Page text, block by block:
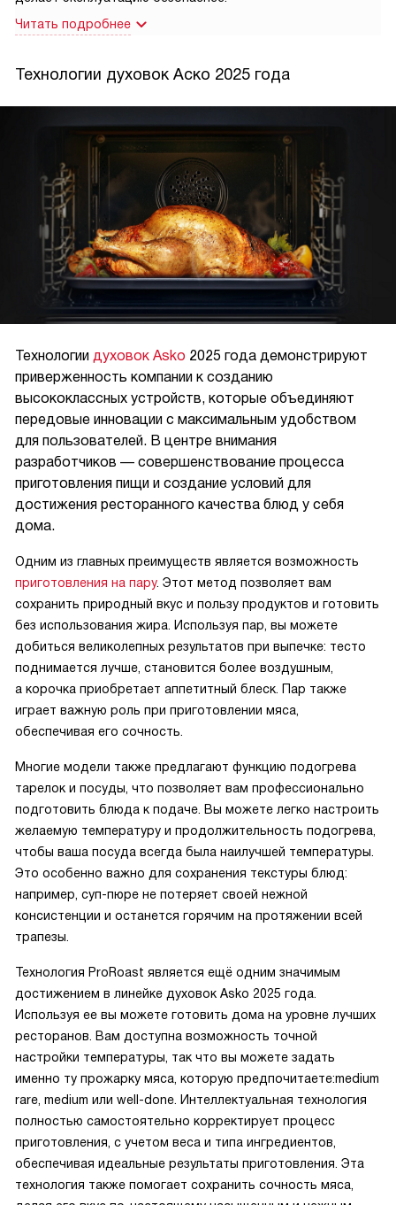
Читать подробнее
Технологии духовок Аско 2025 года
Технологии духовок Asko 2025 года демонстрируют
приверженность компании к созданию
высококлассных устройств, которые объединяют
передовые инновации с максимальным удобством
для пользователей. В центре внимания
разработчиков — совершенствование процесса
приготовления пищи и создание условий для
достижения ресторанного качества блюд у себя
дома.
Одним из главных преимуществ является возможность
приготовления на пару. Этот метод позволяет вам
сохранить природный вкус и пользу продуктов и готовить
без использования жира. Используя пар, вы можете
добиться великолепных результатов при выпечке: тесто
поднимается лучше, становится более воздушным,
а корочка приобретает аппетитный блеск. Пар также
играет важную роль при приготовлении мяса,
обеспечивая его сочность.
Многие модели также предлагают функцию подогрева
тарелок и посуды, что позволяет вам профессионально
подготовить блюда к подаче. Вы можете легко настроить
желаемую температуру и продолжительность подогрева,
чтобы ваша посуда всегда была наилучшей температуры.
Это особенно важно для сохранения текстуры блюд:
например, суп-пюре не потеряет своей нежной
консистенции и останется горячим на протяжении всей
трапезы.
Технология ProRoast является ещё одним значимым
достижением в линейке духовок Asko 2025 года.
Используя ее вы можете готовить дома на уровне лучших
ресторанов. Вам доступна возможность точной
настройки температуры, так что вы можете задать
именно ту прожарку мяса, которую предпочитаете:medium
rare, medium или well-done. Интеллектуальная технология
полностью самостоятельно корректирует процесс
приготовления, с учетом веса и типа ингредиентов,
обеспечивая идеальные результаты приготовления. Эта
технология также помогает сохранить сочность мяса,